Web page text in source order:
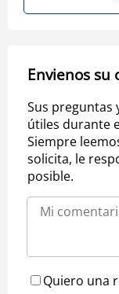
Envienos su
Sus preguntas
útiles durante
Siempre
solicita, le
posible.
Quiero una